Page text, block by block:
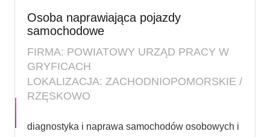
Osoba naprawiająca pojazdy
samochodowe
FIRMA: POWIATOWY URZĄD PRACY W
GRYFICACH
LOKALIZACJA: ZACHODNIOPOMORSKIE /
RZĘSKOWO
diagnostyka i naprawa samochodów osobowych i